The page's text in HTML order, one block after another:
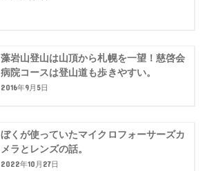
藻岩山登山は山頂から札幌を一望！慈啓会
病院コースは登山道も歩きやすい。
2016年9月5日
ぼくが使っていたマイクロフォーサーズカ
メラとレンズの話。
2022年10月27日